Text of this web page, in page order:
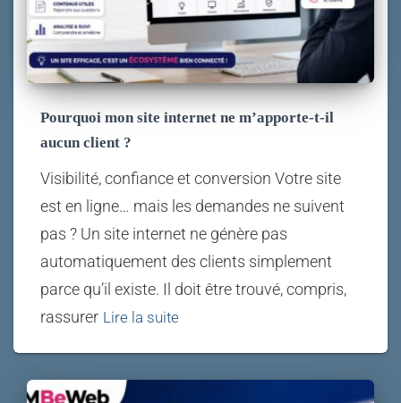
Pourquoi mon site internet ne m’apporte-t-il
aucun client ?
Visibilité, confiance et conversion Votre site
est en ligne… mais les demandes ne suivent
pas ? Un site internet ne génère pas
automatiquement des clients simplement
parce qu’il existe. Il doit être trouvé, compris,
rassurer Lire la suite